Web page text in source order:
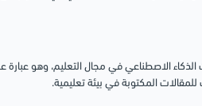
الذكاء الاصطناعي في مجال التعليم، وهو
المكتوبة في بيئة تعليمية.